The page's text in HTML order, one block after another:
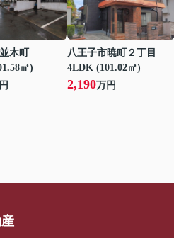
木町
㎡)
八王子市暁町２丁目
4LDK (101.02㎡)
2,190万円